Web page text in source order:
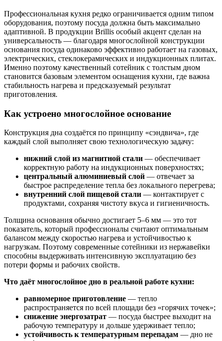
Профессиональная кухня редко ограничивается одним типом
оборудования, поэтому посуда должна быть максимально
адаптивной. В продукции Brillis особый акцент сделан на
универсальность — благодаря многослойной конструкции
основания посуда одинаково эффективно работает на газовых,
электрических, стеклокерамических и индукционных плитах.
Именно поэтому качественный сотейник с толстым дном
становится базовым элементом оснащения кухни, где важна
стабильность нагрева и предсказуемый результат
приготовления.
Как устроено многослойное основание
Конструкция дна создаётся по принципу «сэндвича», где
каждый слой выполняет свою технологическую задачу:
нижний слой из магнитной стали — обеспечивает
корректную работу на индукционных поверхностях;
центральный алюминиевый слой — отвечает за
быстрое распределение тепла без локального перегрева;
внутренний слой пищевой стали — контактирует с
продуктами, сохраняя чистоту вкуса и гигиеничность.
Толщина основания обычно достигает 5–6 мм — это тот
показатель, который профессионалы считают оптимальным
балансом между скоростью нагрева и устойчивостью к
нагрузкам. Поэтому современные сотейники из нержавейки
способны выдерживать интенсивную эксплуатацию без
потери формы и рабочих свойств.
Что даёт многослойное дно в реальной работе кухни:
равномерное приготовление — тепло
распространяется по всей площади без «горячих точек»;
снижение энергозатрат — посуда быстрее выходит на
рабочую температуру и дольше удерживает тепло;
устойчивость к температурным перепадам — дно не